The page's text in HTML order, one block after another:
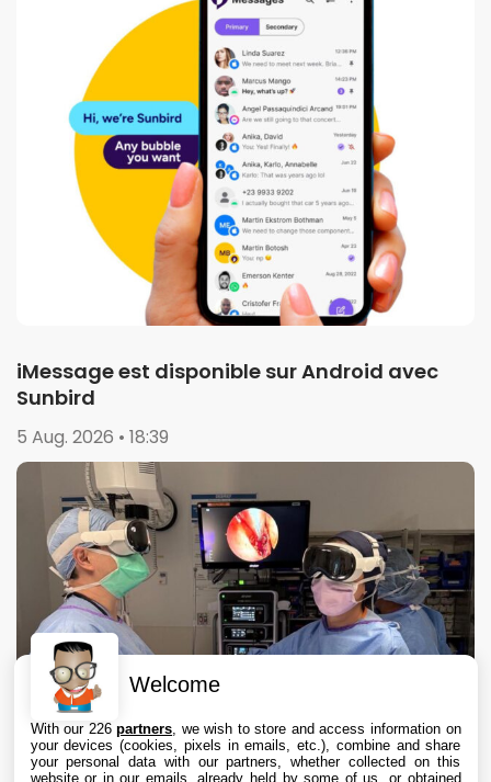
iMessage est disponible sur Android avec
Sunbird
5 Aug. 2026 • 18:39
Welcome
With our 226partners , we wish to store and access information on
your devices (cookies, pixels in emails, etc.), combine and share
your personal data with our partners, whether collected on this
website or in our emails, already held by some of us, or obtained